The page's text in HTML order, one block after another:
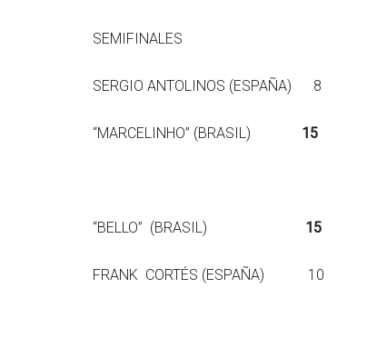
SEMIFINALES
SERGIO ANTOLINOS (ESPAÑA) 8
“MARCELINHO” (BRASIL) 15
“BELLO” (BRASIL) 15
FRANK CORTÉS (ESPAÑA) 10